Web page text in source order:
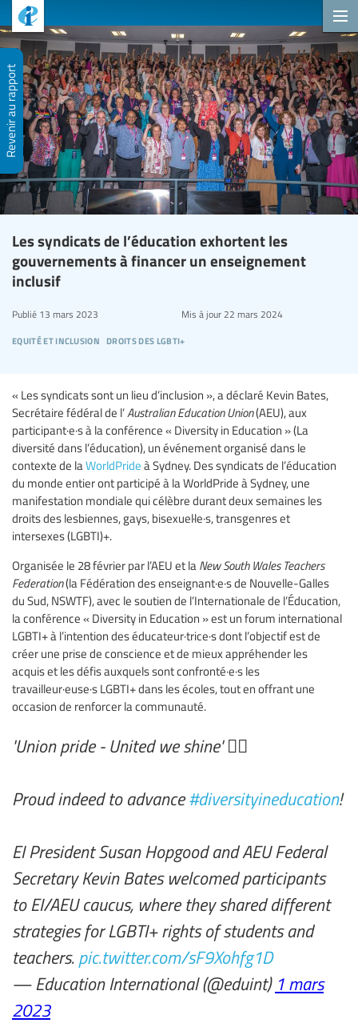
Revenir au rapport
Les syndicats de l’éducation exhortent les
gouvernements à financer un enseignement
inclusif
equité et inclusion droits des lgbti+
Publié 13 mars 2023 Mis à jour22 mars 2024
« Les syndicats sont un lieu d’inclusion », a déclaré Kevin Bates,
Secrétaire fédéral de l’ Australian Education Union(AEU), aux
participant·e·s à la conférence « Diversity in Education » (La
diversité dans l’éducation), un événement organisé dans le
contexte de la WorldPride à Sydney. Des syndicats de l’éducation
du monde entier ont participé à la WorldPride à Sydney, une
manifestation mondiale qui célèbre durant deux semaines les
droits des lesbiennes, gays, bisexuel·le·s, transgenres et
intersexes (LGBTI)+.
Organisée le 28 février par l’AEU et la New South Wales Teachers
Federation(la Fédération des enseignant·e·s de Nouvelle-Galles
du Sud, NSWTF), avec le soutien de l’Internationale de l’Éducation,
la conférence « Diversity in Education » est un forum international
LGBTI+ à l’intention des éducateur·trice·s dont l’objectif est de
créer une prise de conscience et de mieux appréhender les
acquis et les défis auxquels sont confronté·e·s les
travailleur·euse·s LGBTI+ dans les écoles, tout en offrant une
occasion de renforcer la communauté.
'Union pride - United we shine' 🏳️‍🌈
Proud indeed to advance#diversityineducation!
EI President Susan Hopgood and AEU Federal
Secretary Kevin Bates welcomed participants
to EI/AEU caucus, where they shared different
strategies for LGBTI+ rights of students and
teachers. pic.twitter.com/sF9Xohfg1D
— Education International (@eduint) 1 mars
2023